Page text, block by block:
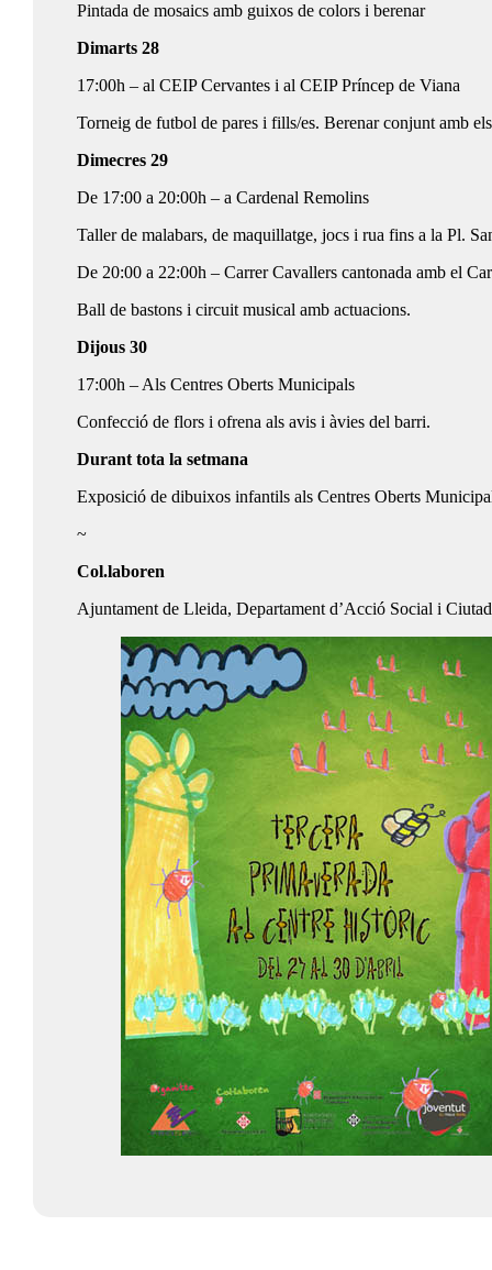
Pintada de mosaics amb guixos de colors i berenar
Dimarts 28
17:00h – al CEIP Cervantes i al CEIP Príncep de Viana
Torneig de futbol de pares i fills/es. Berenar conjunt amb
Dimecres 29
De 17:00 a 20:00h – a Cardenal Remolins
Taller de malabars, de maquillatge, jocs i rua fins a la Pl.
De 20:00 a 22:00h – Carrer Cavallers cantonada amb el
Ball de bastons i circuit musical amb actuacions.
Dijous 30
17:00h – Als Centres Oberts Municipals
Confecció de flors i ofrena als avis i àvies del barri.
Durant tota la setmana
Exposició de dibuixos infantils als Centres Oberts
~
Col.laboren
Ajuntament de Lleida, Departament d’Acció Social i